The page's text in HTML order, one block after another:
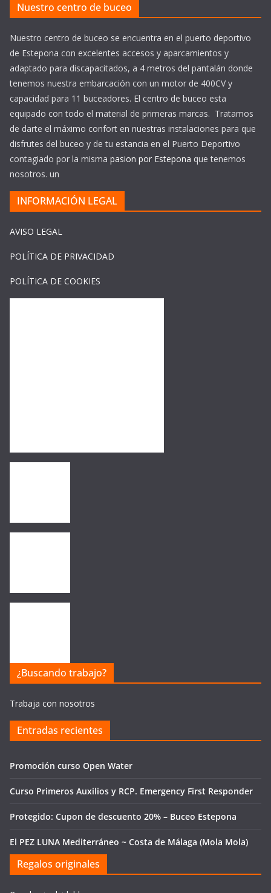
Nuestro centro de buceo
Nuestro centro de buceo se encuentra en el puerto deportivo
de Estepona con excelentes accesos y aparcamientos y
adaptado para discapacitados, a 4 metros del pantalán donde
tenemos nuestra embarcación con un motor de 400CV y
capacidad para 11 buceadores. El centro de buceo esta
equipado con todo el material de primeras marcas. Tratamos
de darte el máximo confort en nuestras instalaciones para que
disfrutes del buceo y de tu estancia en el Puerto Deportivo
contagiado por la misma pasion por Estepona que tenemos
nosotros. un
INFORMACIÓN LEGAL
AVISO LEGAL
POLÍTICA DE PRIVACIDAD
POLÍTICA DE COOKIES
¿Buscando trabajo?
Trabaja con nosotros
Entradas recientes
Promoción curso Open Water
Curso Primeros Auxilios y RCP. Emergency First Responder
Protegido: Cupon de descuento 20% – Buceo Estepona
El PEZ LUNA Mediterráneo ~ Costa de Málaga (Mola Mola)
Regalos originales